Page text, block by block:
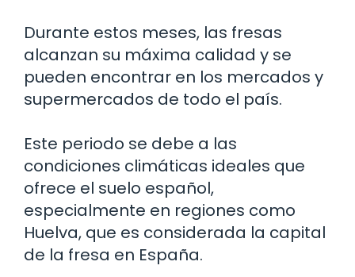
Durante estos meses, las fresas
alcanzan su máxima calidad y se
pueden encontrar en los mercados y
supermercados de todo el país.
Este periodo se debe a las
condiciones climáticas ideales que
ofrece el suelo español,
especialmente en regiones como
Huelva, que es considerada la capital
de la fresa en España.